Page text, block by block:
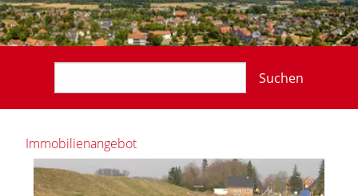
Suchen
Immobilienangebot